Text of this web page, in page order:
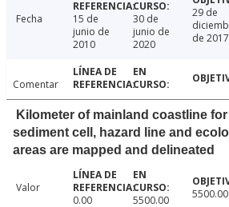
Fecha
15 de
junio de
2010
30 de
junio de
2020
29 de
de 2017
Comentar
Kilometer of mainland coastline
sediment cell, hazard line and
areas are mapped and delineated
Valor
0.00
5500.00 5500.00